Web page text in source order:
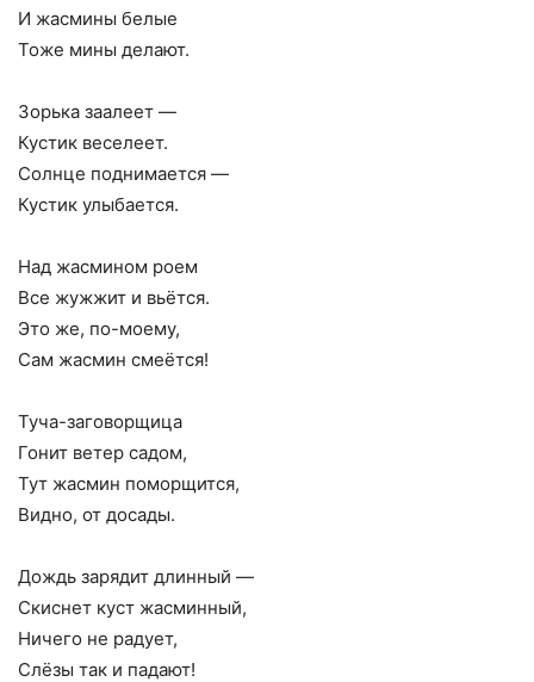
И жасмины белые
Тоже мины делают.
Зорька заалеет —
Кустик веселеет.
Солнце поднимается —
Кустик улыбается.
Над жасмином роем
Все жужжит и вьётся.
Это же, по-моему,
Сам жасмин смеётся!
Туча-заговорщица
Гонит ветер садом,
Тут жасмин поморщится,
Видно, от досады.
Дождь зарядит длинный —
Скиснет куст жасминный,
Ничего не радует,
Слёзы так и падают!